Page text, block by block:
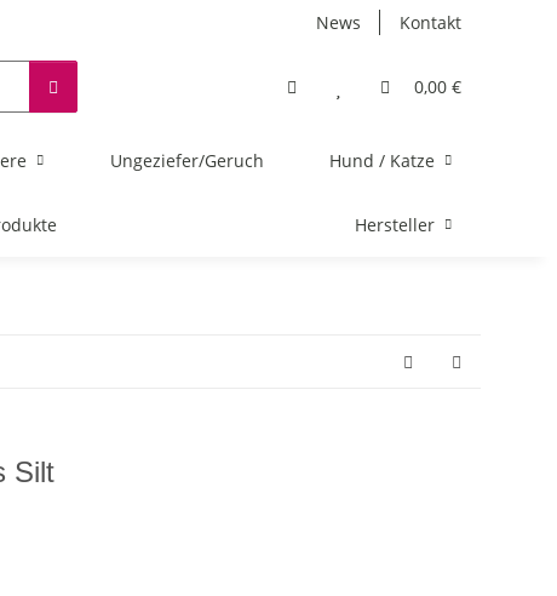
News Kontakt
0,00 €
Ungeziefer/Geruch Hund / Katze
Hersteller
Silt